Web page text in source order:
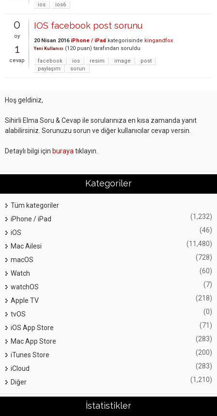
ios
ios6
0
oy
1
cevap
IOS facebook post sorunu
20 Nisan 2016 iPhone / iPad kategorisinde kingandfox
Yeni Kullanıcı (120 puan) tarafından soruldu
facebook
ios resim image
post
paylaşım
sorun
Hoş geldiniz,
Sihirli Elma Soru & Cevap ile sorularınıza en kısa zamanda yanıt
alabilirsiniz. Sorunuzu sorun ve diğer kullanıcılar cevap versin.
Detaylı bilgi için buraya tıklayın.
Kategoriler
Tüm kategoriler
iPhone / iPad
(1,232)
iOS (46)
Mac Ailesi (11,480)
macOS (728)
Watch (60)
watchOS (7)
Apple TV (218)
tvOS (0)
iOS App Store (71)
Mac App Store (283)
iTunes Store (200)
iCloud (283)
Diğer (1,210)
İstatistikler